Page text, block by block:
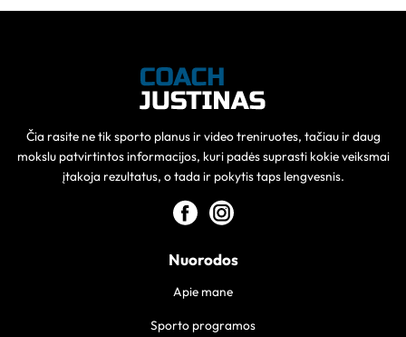
Čia rasite ne tik sporto planus ir video treniruotes, tačiau ir daug
mokslu patvirtintos informacijos, kuri padės suprasti kokie veiksmai
įtakoja rezultatus, o tada ir pokytis taps lengvesnis.
Nuorodos
Apie mane
Sporto programos